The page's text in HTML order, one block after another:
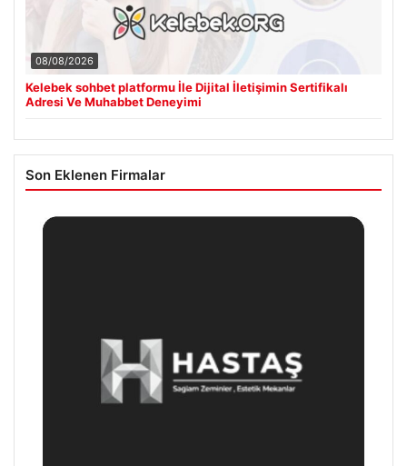
08/08/2026
Kelebek sohbet platformu İle Dijital İletişimin Sertifikalı
Adresi Ve Muhabbet Deneyimi
Son Eklenen Firmalar